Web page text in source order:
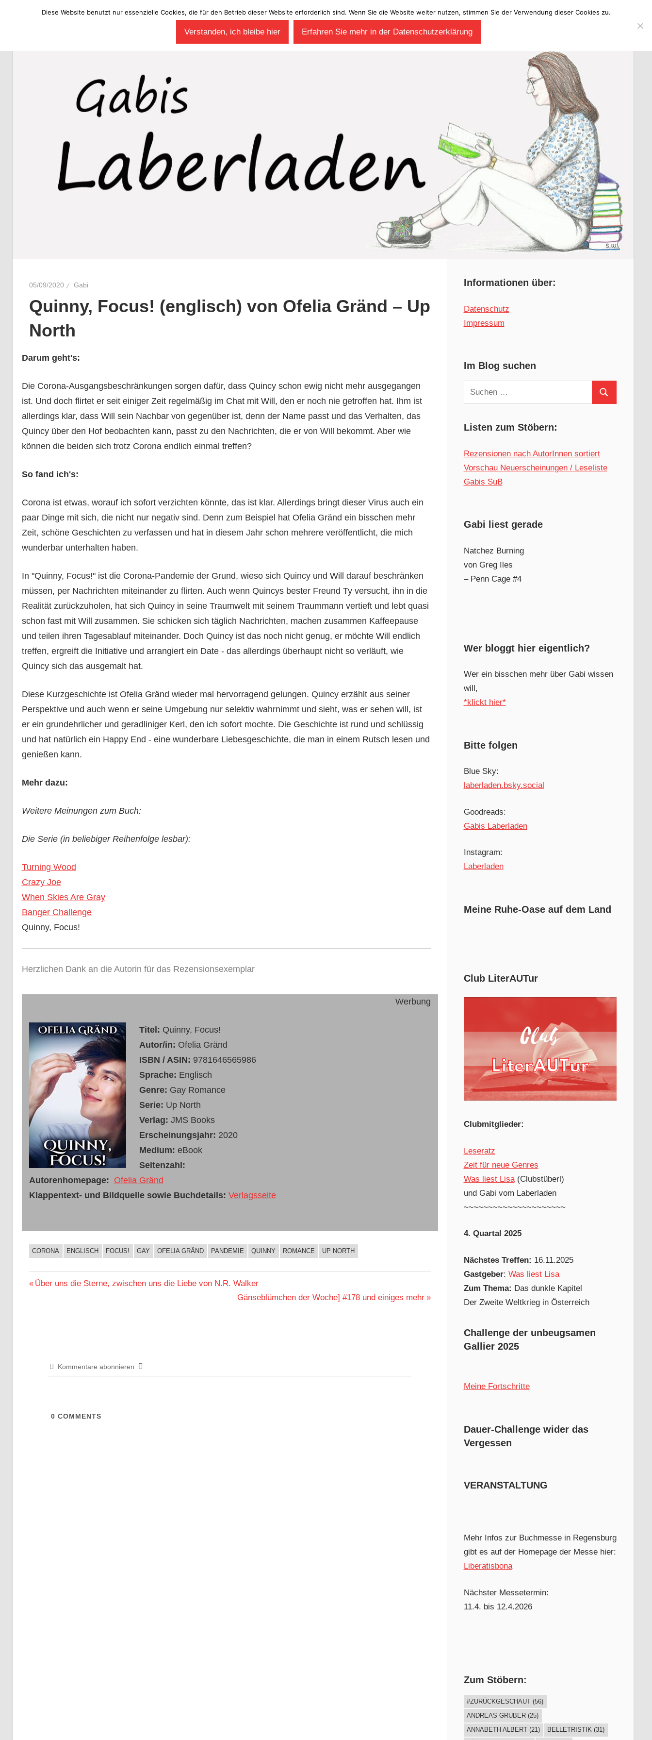
05/09/2020 Gabi
Quinny, Focus! (englisch) von Ofelia Gränd – Up
North
Darum geht's:
Die Corona-Ausgangsbeschränkungen sorgen dafür, dass Quincy schon ewig nicht mehr ausgegangen
ist. Und doch flirtet er seit einiger Zeit regelmäßig im Chat mit Will, den er noch nie getroffen hat. Ihm ist
allerdings klar, dass Will sein Nachbar von gegenüber ist, denn der Name passt und das Verhalten, das
Quincy über den Hof beobachten kann, passt zu den Nachrichten, die er von Will bekommt. Aber wie
können die beiden sich trotz Corona endlich einmal treffen?
So fand ich's:
Corona ist etwas, worauf ich sofort verzichten könnte, das ist klar. Allerdings bringt dieser Virus auch ein
paar Dinge mit sich, die nicht nur negativ sind. Denn zum Beispiel hat Ofelia Gränd ein bisschen mehr
Zeit, schöne Geschichten zu verfassen und hat in diesem Jahr schon mehrere veröffentlicht, die mich
wunderbar unterhalten haben.
In "Quinny, Focus!" ist die Corona-Pandemie der Grund, wieso sich Quincy und Will darauf beschränken
müssen, per Nachrichten miteinander zu flirten. Auch wenn Quincys bester Freund Ty versucht, ihn in die
Realität zurückzuholen, hat sich Quincy in seine Traumwelt mit seinem Traummann vertieft und lebt quasi
schon fast mit Will zusammen. Sie schicken sich täglich Nachrichten, machen zusammen Kaffeepause
und teilen ihren Tagesablauf miteinander. Doch Quincy ist das noch nicht genug, er möchte Will endlich
treffen, ergreift die Initiative und arrangiert ein Date - das allerdings überhaupt nicht so verläuft, wie
Quincy sich das ausgemalt hat.
Diese Kurzgeschichte ist Ofelia Gränd wieder mal hervorragend gelungen. Quincy erzählt aus seiner
Perspektive und auch wenn er seine Umgebung nur selektiv wahrnimmt und sieht, was er sehen will, ist
er ein grundehrlicher und geradliniger Kerl, den ich sofort mochte. Die Geschichte ist rund und schlüssig
und hat natürlich ein Happy End - eine wunderbare Liebesgeschichte, die man in einem Rutsch lesen und
genießen kann.
Mehr dazu:
Weitere Meinungen zum Buch:
Die Serie (in beliebiger Reihenfolge lesbar):
Turning Wood
Crazy Joe
When Skies Are Gray
Banger Challenge
Quinny, Focus!
Herzlichen Dank an die Autorin für das Rezensionsexemplar
Werbung
Titel: Quinny, Focus!
Autor/in: Ofelia Gränd
ISBN / ASIN: 9781646565986
Sprache: Englisch
Genre: Gay Romance
Serie: Up North
Verlag: JMS Books
Erscheinungsjahr: 2020
Medium: eBook
Seitenzahl:
Autorenhomepage: Ofelia Gränd
Klappentext- und Bildquelle sowie Buchdetails: Verlagsseite
BUCHIGES
CORONA ENGLISCH FOCUS! GAY OFELIA GRÄND PANDEMIE QUINNY ROMANCE UP NORTH
Beitragsnavigation
Vorheriger
Über uns die Sterne, zwischen uns die Liebe von N.R. Walker
Nächster
Gänseblümchen der Woche] #178 und einiges mehr
Kommentare abonnieren
0 COMMENTS
Informationen über:
Datenschutz
Impressum
Im Blog suchen
Suchen
nach:
Suchen
Listen zum Stöbern:
Rezensionen nach AutorInnen sortiert
Vorschau Neuerscheinungen / Leseliste
Gabis SuB
Gabi liest gerade
Natchez Burning
von Greg Iles
– Penn Cage #4
Wer bloggt hier eigentlich?
Wer ein bisschen mehr über Gabi wissen
will,
*klickt hier*
Bitte folgen
Blue Sky:
laberladen.bsky.social
Goodreads:
Gabis Laberladen
Instagram:
Laberladen
Meine Ruhe-Oase auf dem Land
Club LiterAUTur
Clubmitglieder:
Leseratz
Zeit für neue Genres
Was liest Lisa(Clubstüberl)
und Gabi vom Laberladen
~~~~~~~~~~~~~~~~~~~~~
4. Quartal 2025
Nächstes Treffen: 16.11.2025
Gastgeber: Was liest Lisa
Zum Thema: Das dunkle Kapitel
Der Zweite Weltkrieg in Österreich
Challenge der unbeugsamen
Gallier 2025
Meine Fortschritte
Dauer-Challenge wider das
Vergessen
VERANSTALTUNG
Mehr Infos zur Buchmesse in Regensburg
gibt es auf der Homepage der Messe hier:
Liberatisbona
Nächster Messetermin:
11.4. bis 12.4.2026
Zum Stöbern:
#ZURÜCKGESCHAUT (56)
ANDREAS GRUBER (25)
ANNABETH ALBERT (21) BELLETRISTIK (31)
Diese Website benutzt nur essenzielle Cookies, die für den Betrieb dieser Website erforderlich sind. Wenn Sie die Website weiter nutzen, stimmen Sie der Verwendung dieser Cookies zu.
Verstanden, ich bleibe hier Erfahren Sie mehr in der Datenschutzerklärung